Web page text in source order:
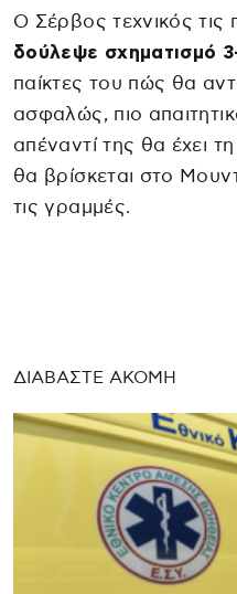
Ο Σέρβος τεχνικός
δούλεψε σχηματισμό
παίκτες του πώς θα
ασφαλώς, πιο
απέναντί της θα έχει
θα βρίσκεται στο
τις γραμμές.
ΔΙΑΒΑΣΤΕ ΑΚΟΜΗ